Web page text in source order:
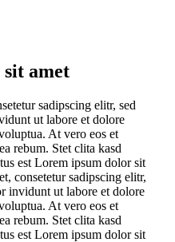
amet
sadipscing elitr, sed
ut labore et dolore
At vero eos et
rebum. Stet clita kasd
est Lorem ipsum dolor sit
consetetur sadipscing elitr,
invidunt ut labore et dolore
At vero eos et
rebum. Stet clita kasd
est Lorem ipsum dolor sit